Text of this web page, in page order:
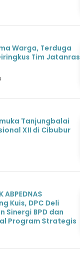
Warga, Terduga
Tim Jatanras
Tanjungbalai
XII di Cibubur
Kuis, DPC Deli
Sinergi BPD dan
Program Strategis